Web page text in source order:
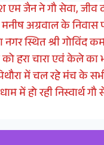
एम जैन ने गौ सेवा,
अग्रवाल के निवास
नगर स्थित श्री गोविंद
को हरा चारा एवं केले का
में चल रहे मंच के
में हो रही निस्वार्थ